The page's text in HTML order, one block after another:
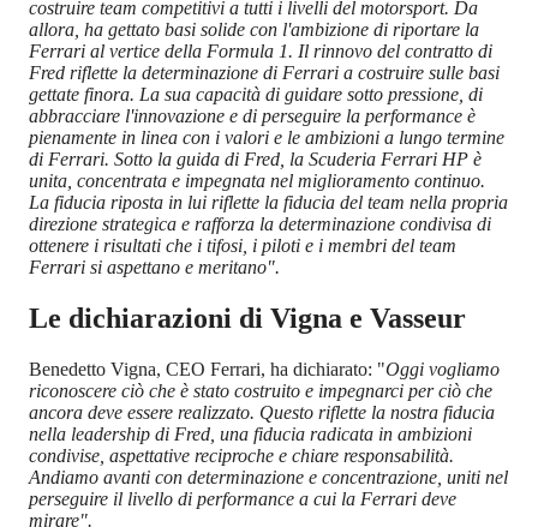
costruire team competitivi a tutti i livelli del motorsport. Da
allora, ha gettato basi solide con l'ambizione di riportare la
Ferrari al vertice della Formula 1. Il rinnovo del contratto di
Fred riflette la determinazione di Ferrari a costruire sulle basi
gettate finora. La sua capacità di guidare sotto pressione, di
abbracciare l'innovazione e di perseguire la performance è
pienamente in linea con i valori e le ambizioni a lungo termine
di Ferrari. Sotto la guida di Fred, la Scuderia Ferrari HP è
unita, concentrata e impegnata nel miglioramento continuo.
La fiducia riposta in lui riflette la fiducia del team nella propria
direzione strategica e rafforza la determinazione condivisa di
ottenere i risultati che i tifosi, i piloti e i membri del team
Ferrari si aspettano e meritano".
Le dichiarazioni di Vigna e Vasseur
Benedetto Vigna, CEO Ferrari, ha dichiarato: "Oggi vogliamo
riconoscere ciò che è stato costruito e impegnarci per ciò che
ancora deve essere realizzato. Questo riflette la nostra fiducia
nella leadership di Fred, una fiducia radicata in ambizioni
condivise, aspettative reciproche e chiare responsabilità.
Andiamo avanti con determinazione e concentrazione, uniti nel
perseguire il livello di performance a cui la Ferrari deve
mirare".